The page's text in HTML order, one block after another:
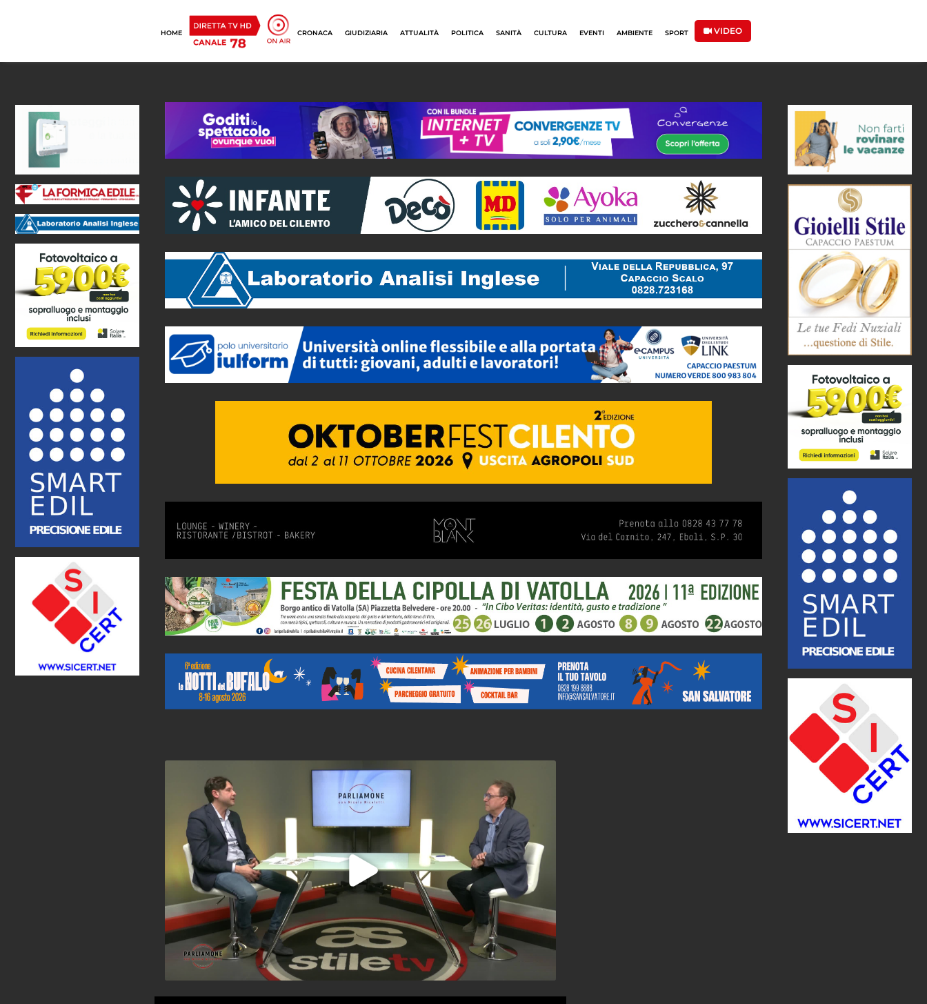
HOME CRONACA GIUDIZIARIA ATTUALITÀ POLITICA SANITÀ CULTURA EVENTI AMBIENTE SPORT VIDEO